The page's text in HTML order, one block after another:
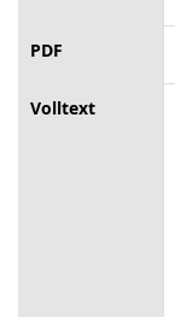
PDF
Volltext